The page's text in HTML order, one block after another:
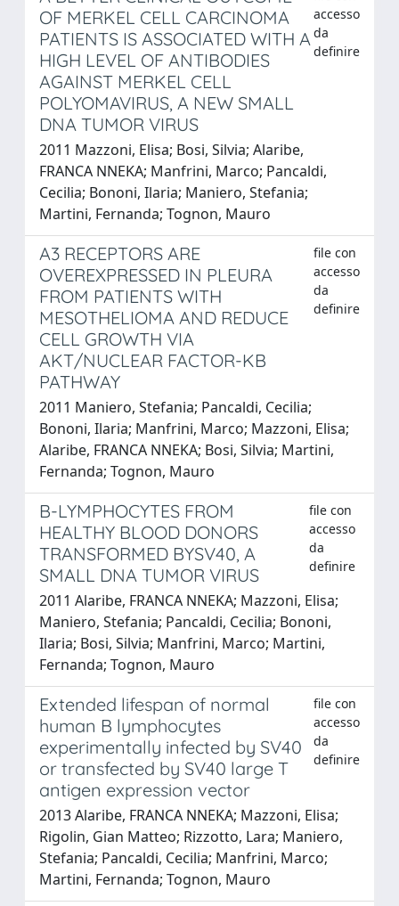
OF MERKEL CELL CARCINOMA
PATIENTS IS ASSOCIATED WITH A
HIGH LEVEL OF ANTIBODIES
AGAINST MERKEL CELL
POLYOMAVIRUS, A NEW SMALL
DNA TUMOR VIRUS
accesso
da
definire
2011 Mazzoni, Elisa; Bosi, Silvia; Alaribe,
FRANCA NNEKA; Manfrini, Marco; Pancaldi,
Cecilia; Bononi, Ilaria; Maniero, Stefania;
Martini, Fernanda; Tognon, Mauro
A3 RECEPTORS ARE
OVEREXPRESSED IN PLEURA
FROM PATIENTS WITH
MESOTHELIOMA AND REDUCE
CELL GROWTH VIA
AKT/NUCLEAR FACTOR-KB
PATHWAY
file con
accesso
da
definire
2011 Maniero, Stefania; Pancaldi, Cecilia;
Bononi, Ilaria; Manfrini, Marco; Mazzoni, Elisa;
Alaribe, FRANCA NNEKA; Bosi, Silvia; Martini,
Fernanda; Tognon, Mauro
B-LYMPHOCYTES FROM
HEALTHY BLOOD DONORS
TRANSFORMED BYSV40, A
SMALL DNA TUMOR VIRUS
file con
accesso
da
definire
2011 Alaribe, FRANCA NNEKA; Mazzoni, Elisa;
Maniero, Stefania; Pancaldi, Cecilia; Bononi,
Ilaria; Bosi, Silvia; Manfrini, Marco; Martini,
Fernanda; Tognon, Mauro
Extended lifespan of normal
human B lymphocytes
experimentally infected by SV40
or transfected by SV40 large T
antigen expression vector
file con
accesso
da
definire
2013 Alaribe, FRANCA NNEKA; Mazzoni, Elisa;
Rigolin, Gian Matteo; Rizzotto, Lara; Maniero,
Stefania; Pancaldi, Cecilia; Manfrini, Marco;
Martini, Fernanda; Tognon, Mauro